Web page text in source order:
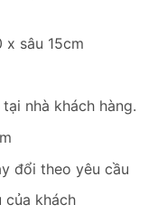
sâu 15cm
nhà khách hàng.
đổi theo yêu cầu
của khách